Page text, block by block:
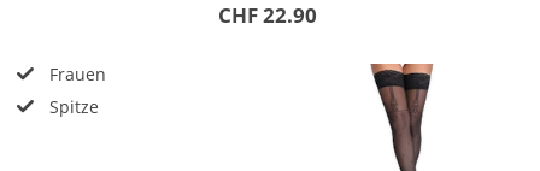
CHF 22.90
Frauen
Spitze